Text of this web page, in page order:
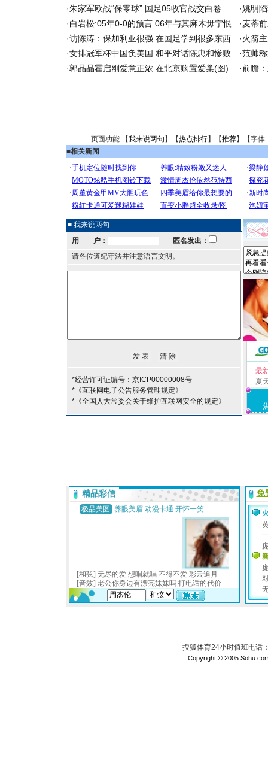
·朱家军欧战“保零球” 国足05收官战交白卷
·白岩松:05年0-0的预言 06年与其麻木毋宁恨
·访陈涛：保加利亚很强 在国足学到很多东西
·女排冠军杯中国负美国 和平对话陈忠和惨败
·郭晶晶霍启刚爱意正浓 在北京购置爱巢(图)
·姚明
·麦蒂
·火箭
·范帅
·前瞻
页面功能 【我来说两句 】【热点排行】【推荐】【字体
■相关新闻
■ 我来说两句
用 户：
匿名发出：
请各位遵纪守法并注意语言文明。
*经营许可证编号：京ICP00000008号
*《互联网电子公告服务管理规定》
*《全国人大常委会关于维护互联网安全的规定》
最
夏
搜狐体育24小时值班电话
Copyright © 2005